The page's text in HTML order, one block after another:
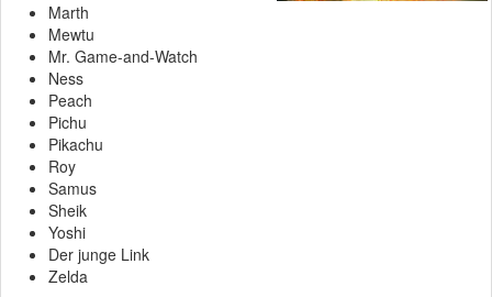
Marth
Mewtu
Mr. Game-and-Watch
Ness
Peach
Pichu
Pikachu
Roy
Samus
Sheik
Yoshi
Der junge Link
Zelda